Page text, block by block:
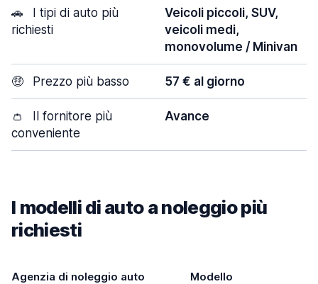
🚗
I tipi di auto più
richiesti
Veicoli piccoli, SUV,
veicoli medi,
monovolume / Minivan
🤑 Prezzo più basso 57 € al giorno
👛
Il fornitore più
conveniente
Avance
I modelli di auto a noleggio più
richiesti
Agenzia di noleggio auto Modello